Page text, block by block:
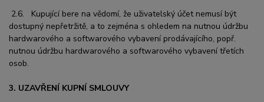
2.6. Kupující bere na vědomí, že uživatelský účet nemusí být
dostupný nepřetržitě, a to zejména s ohledem na nutnou údržbu
hardwarového a softwarového vybavení prodávajícího, popř.
nutnou údržbu hardwarového a softwarového vybavení třetích
osob.
3. UZAVŘENÍ KUPNÍ SMLOUVY